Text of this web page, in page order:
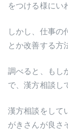
をつける様にい
しかし、仕事の
とか改善する方
調べると、もし
で、漢方相談し
漢方相談をして
がきさんが良さ